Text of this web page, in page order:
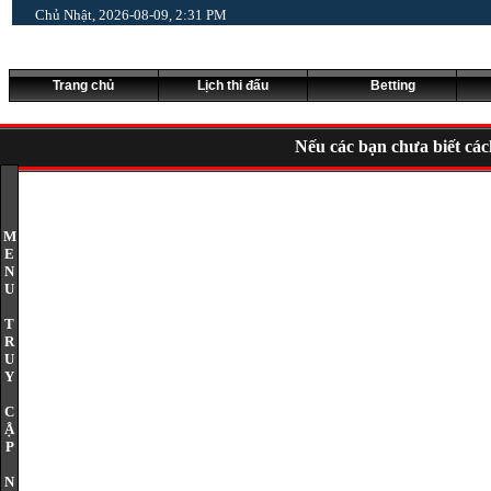
Chủ Nhật, 2026-08-09, 2:31 PM
Trang chủ Lịch thi đấu Betting
Nếu các bạn chưa biết
M
E
N
U
T
R
U
Y
C
Ậ
P
N